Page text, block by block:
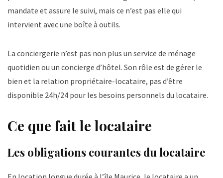
mandate et assure le suivi, mais ce n’est pas elle qui
intervient avec une boîte à outils.
La conciergerie n’est pas non plus un service de ménage
quotidien ou un concierge d’hôtel. Son rôle est de gérer le
bien et la relation propriétaire-locataire, pas d’être
disponible 24h/24 pour les besoins personnels du locataire.
Ce que fait le locataire
Les obligations courantes du locataire